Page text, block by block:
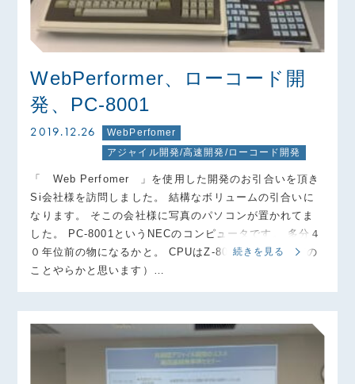
WebPerformer、ローコード開
発、PC-8001
2019.12.26
WebPerfomer
アジャイル開発/高速開発/ローコード開発
「 Web Perfomer 」を使用した開発のお引合いを頂き
Si会社様を訪問しました。 結構なボリュームの引合いに
なります。 そこの会社様に写真のパソコンが置かれてま
した。 PC-8001というNECのコンピュータです。 多分４
０年位前の物になるかと。 CPUはZ-80（若い子には何の
ことやらかと思います）…
続きを見る